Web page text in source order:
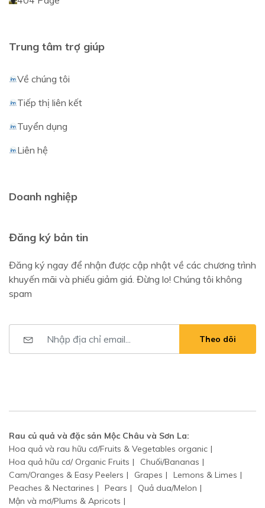
Trung tâm trợ giúp
Về chúng tôi
Tiếp thị liên kết
Tuyển dụng
Liên hệ
Doanh nghiệp
Đăng ký bản tin
Đăng ký ngay để nhận được cập nhật về các chương trình
khuyến mãi và phiếu giảm giá. Đừng lo! Chúng tôi không
spam
Theo dõi
Rau củ quả và đặc sản Mộc Châu và Sơn La:
Hoa quả và rau hữu cơ/Fruits & Vegetables organic
Hoa quả hữu cơ/ Organic Fruits
Chuối/Bananas
Cam/Oranges & Easy Peelers
Grapes
Lemons & Limes
Peaches & Nectarines
Pears
Quả dua/Melon
Mận và mơ/Plums & Apricots